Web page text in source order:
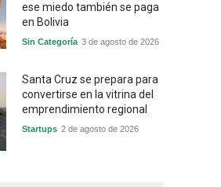
ese miedo también se paga
en Bolivia
Sin Categoría 3 de agosto de 2026
Santa Cruz se prepara para
convertirse en la vitrina del
emprendimiento regional
Startups 2 de agosto de 2026